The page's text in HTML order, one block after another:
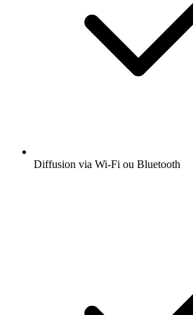
Diffusion via Wi-Fi ou Bluetooth